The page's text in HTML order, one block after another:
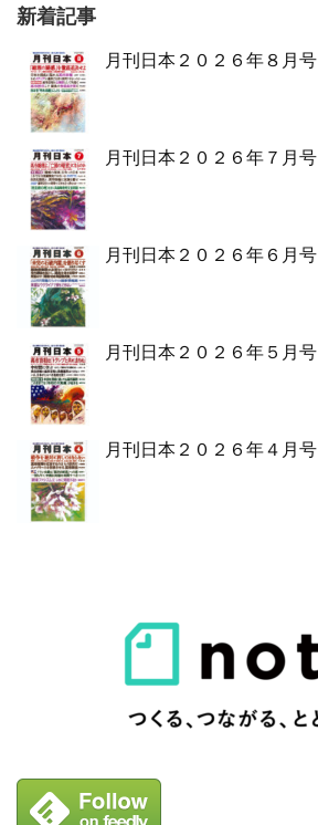
新着記事
月刊日本２０２６年８月号
月刊日本２０２６年７月号
月刊日本２０２６年６月号
月刊日本２０２６年５月号
月刊日本２０２６年４月号